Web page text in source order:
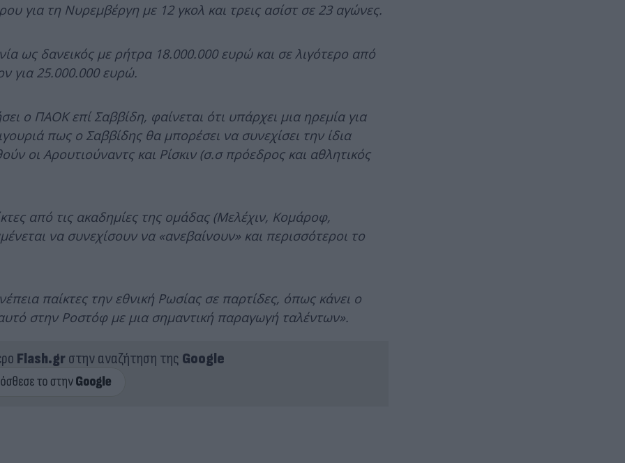
για τη Νυρεμβέργη με 12 γκολ και τρεις ασίστ σε 23 αγώνες.
ως δανεικός με ρήτρα 18.000.000 ευρώ και σε λιγότερο από
για 25.000.000 ευρώ.
ο ΠΑΟΚ επί Σαββίδη, φαίνεται ότι υπάρχει μια ηρεμία για
πως ο Σαββίδης θα μπορέσει να συνεχίσει την ίδια
οι Αρουτιούναντς και Ρίσκιν (σ.σ πρόεδρος και αθλητικός
από τις ακαδημίες της ομάδας (Μελέχιν, Κομάροφ,
να συνεχίσουν να «ανεβαίνουν» και περισσότεροι το
παίκτες την εθνική Ρωσίας σε παρτίδες, όπως κάνει ο
στην Ροστόφ με μια σημαντική παραγωγή ταλέντων».
Flash.grστην αναζήτηση της Google